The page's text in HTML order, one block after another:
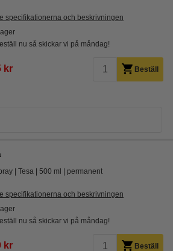
specifikationerna och beskrivningen
nu så skickar vi på måndag!
kr Beställ
Tesa 500 ml permanent
specifikationerna och beskrivningen
nu så skickar vi på måndag!
kr Beställ